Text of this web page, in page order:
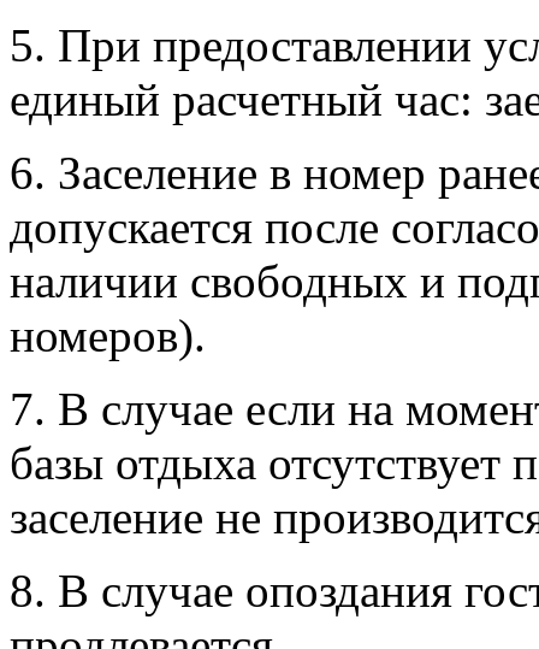
5. При предоставлении
единый расчетный час:
6. Заселение в номер
допускается после
наличии свободных и
номеров).
7. В случае если на
базы отдыха отсутствует
заселение не
8. В случае опоздания